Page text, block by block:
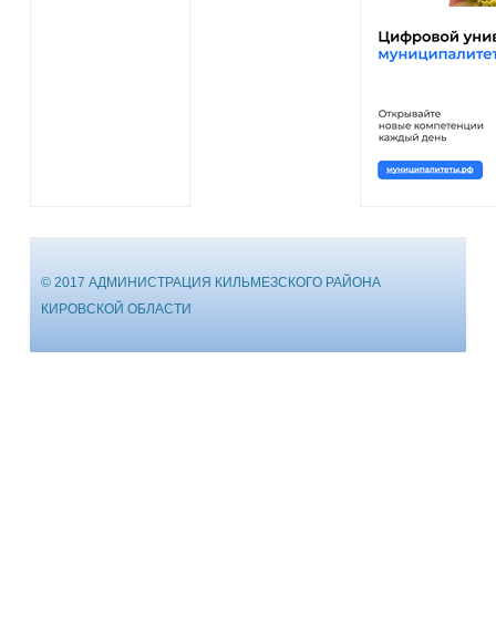
© 2017 АДМИНИСТРАЦИЯ КИЛЬМЕЗСКОГО РАЙОНА
КИРОВСКОЙ ОБЛАСТИ